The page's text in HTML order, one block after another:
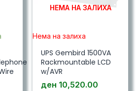
НЕМА НА ЗАЛИХА
Нема на залиха
UPS Gembird 1500VA
Rackmountable LCD
w/AVR
ден 10,520.00